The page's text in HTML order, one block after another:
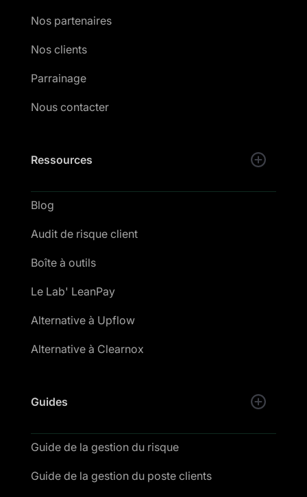
Nos partenaires
Nos clients
Parrainage
Nous contacter
Ressources
Blog
Audit de risque client
Boîte à outils
Le Lab' LeanPay
Alternative à Upflow
Alternative à Clearnox
Guides
Guide de la gestion du risque
Guide de la gestion du poste clients